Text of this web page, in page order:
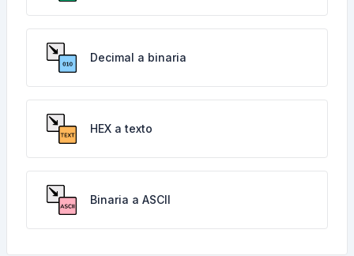
Decimal a binaria
HEX a texto
Binaria a ASCII